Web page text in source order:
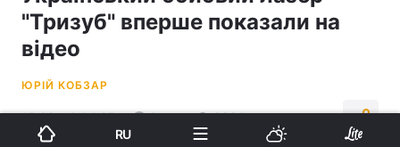
"Тризуб" вперше показали на
відео
ЮРІЙ КОБЗАР
15:39, 13.04.25 2 хв. 8886
RU